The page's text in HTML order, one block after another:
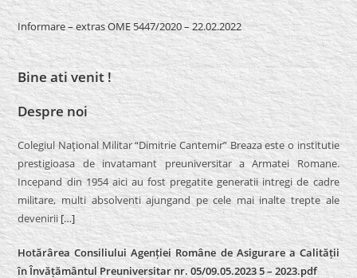
Informare – extras OME 5447/2020 – 22.02.2022
Bine ati venit !
Despre noi
Colegiul Naţional Militar “Dimitrie Cantemir” Breaza este o institutie
prestigioasa de invatamant preuniversitar a Armatei Romane.
Incepand din 1954 aici au fost pregatite generatii intregi de cadre
militare, multi absolventi ajungand pe cele mai inalte trepte ale
devenirii […]
Hotărârea Consiliului Agenției Române de Asigurare a Calității
în Învățământul Preuniversitar nr. 05/09.05.2023 5 – 2023.pdf